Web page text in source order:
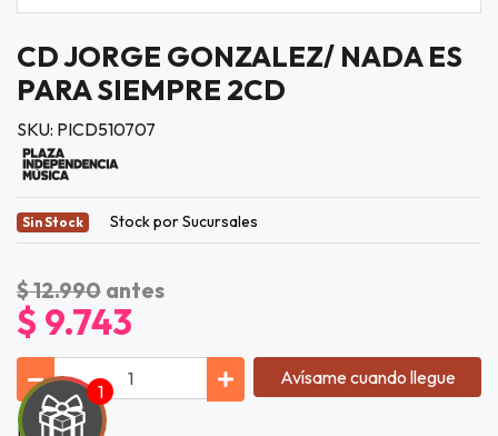
CD JORGE GONZALEZ/ NADA ES
PARA SIEMPRE 2CD
SKU: PICD510707
Sin Stock Stock por Sucursales
$ 12.990 antes
$ 9.743
Avísame cuando llegue